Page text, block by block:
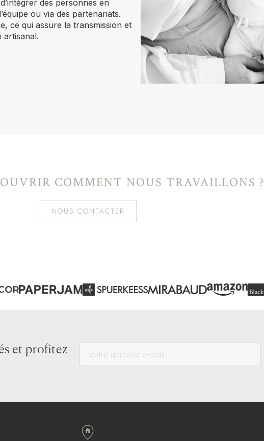
des personnes en
ou via des partenariats.
ce qui assure la transmission et
artisanal.
COMMENT NOUS TRAVAILLONS ?
NOUS CONTACTER
et profitez